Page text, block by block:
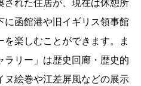
に函館港や旧イギリス領事館
楽しむことができます。ま
リー」は歴史回廊・歴史的
絵巻や江差屏風などの展示